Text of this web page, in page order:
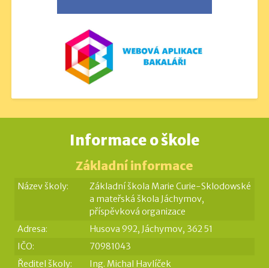
Informace o škole
Základní informace
Název školy:
Základní škola Marie Curie-Sklodowské
a mateřská škola Jáchymov,
příspěvková organizace
Adresa:
Husova 992, Jáchymov, 362 51
IČO:
70981043
Ředitel školy:
Ing. Michal Havlíček